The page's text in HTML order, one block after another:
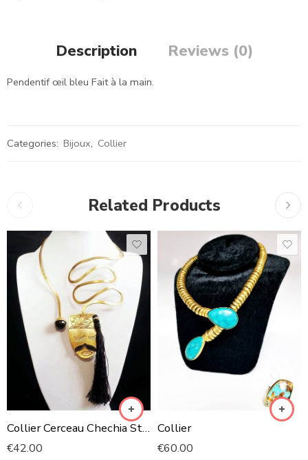
Description Reviews (0)
Pendentif œil bleu Fait à la main.
Categories: Bijoux, Collier
Related Products
Collier Cerceau Chechia Stambouli
€42.00
Collier
€60.00